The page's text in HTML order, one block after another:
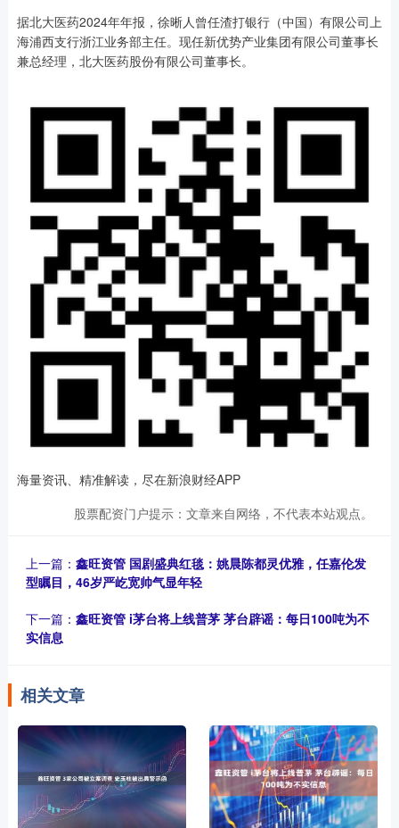
据北大医药2024年年报，徐晰人曾任渣打银行（中国）有限公司上
海浦西支行浙江业务部主任。现任新优势产业集团有限公司董事长
兼总经理，北大医药股份有限公司董事长。
海量资讯、精准解读，尽在新浪财经APP
股票配资门户提示：文章来自网络，不代表本站观点。
上一篇： 鑫旺资管 国剧盛典红毯：姚晨陈都灵优雅，任嘉伦发
型瞩目，46岁严屹宽帅气显年轻
下一篇： 鑫旺资管 i茅台将上线普茅 茅台辟谣：每日100吨为不
实信息
相关文章